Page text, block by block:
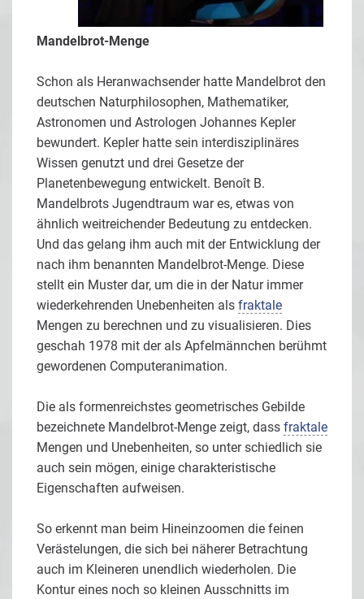
Mandelbrot-Menge
Schon als Heranwachsender hatte Mandelbrot den
deutschen Naturphilosophen, Mathematiker,
Astronomen und Astrologen Johannes Kepler
bewundert. Kepler hatte sein interdisziplinäres
Wissen genutzt und drei Gesetze der
Planetenbewegung entwickelt. Benoît B.
Mandelbrots Jugendtraum war es, etwas von
ähnlich weitreichender Bedeutung zu entdecken.
Und das gelang ihm auch mit der Entwicklung der
nach ihm benannten Mandelbrot-Menge. Diese
stellt ein Muster dar, um die in der Natur immer
wiederkehrenden Unebenheiten als fraktale
Mengen zu berechnen und zu visualisieren. Dies
geschah 1978 mit der als Apfelmännchen berühmt
gewordenen Computeranimation.
Die als formenreichstes geometrisches Gebilde
bezeichnete Mandelbrot-Menge zeigt, dass fraktale
Mengen und Unebenheiten, so unter schiedlich sie
auch sein mögen, einige charakteristische
Eigenschaften aufweisen.
So erkennt man beim Hineinzoomen die feinen
Verästelungen, die sich bei näherer Betrachtung
auch im Kleineren unendlich wiederholen. Die
Kontur eines noch so kleinen Ausschnitts im